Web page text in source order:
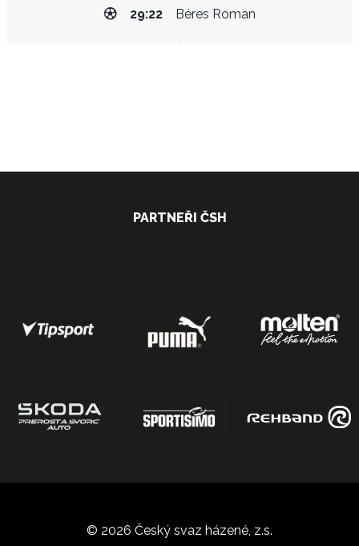
Béres Roman
29:22
PARTNEŘI ČSH
© 2026 Český svaz házené, z.s.